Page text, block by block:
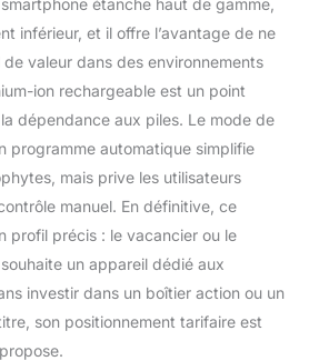
inférieur, et il offre l’avantage de ne
valeur dans des environnements
ion rechargeable est un point
dépendance aux piles. Le mode de
programme automatique simplifie
mais prive les utilisateurs
manuel. En définitive, ce
profil précis : le vacancier ou le
un appareil dédié aux
investir dans un boîtier action ou un
son positionnement tarifaire est